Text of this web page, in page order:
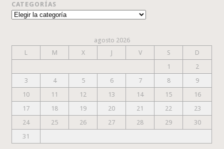
CATEGORÍAS
Categorías
agosto 2026
L
M X J V S
D
1
2
3
4 5 6 7 8
9
10
11 12 13 14 15
16
17
18 19 20 21 22
23
24
25 26 27 28 29
30
31